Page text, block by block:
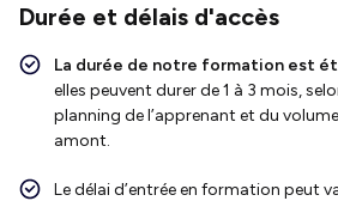
Durée et délais d'accès
La durée de notre formation est
elles peuvent durer de 1 à 3 mois,
planning de l’apprenant et du
amont.
Le délai d’entrée en formation peut